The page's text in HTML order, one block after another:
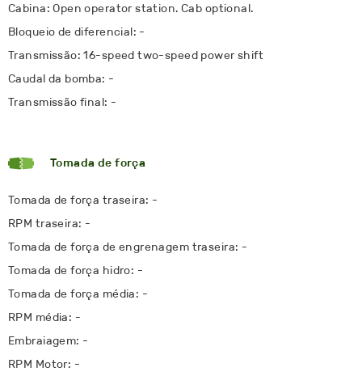
Cabina: Open operator station. Cab optional.
Bloqueio de diferencial: -
Transmissão: 16-speed two-speed power shift
Caudal da bomba: -
Transmissão final: -
Tomada de força
Tomada de força traseira: -
RPM traseira: -
Tomada de força de engrenagem traseira: -
Tomada de força hidro: -
Tomada de força média: -
RPM média: -
Embraiagem: -
RPM Motor: -